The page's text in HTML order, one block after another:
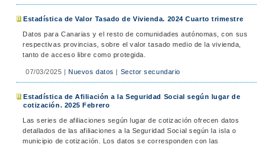
Estadística de Valor Tasado de Vivienda. 2024 Cuarto trimestre
Datos para Canarias y el resto de comunidades autónomas, con sus
respectivas provincias, sobre el valor tasado medio de la vivienda,
tanto de acceso libre como protegida.
07/03/2025 |Nuevos datos | Sector secundario
Estadística de Afiliación a la Seguridad Social según lugar de
cotización. 2025 Febrero
Las series de afiliaciones según lugar de cotización ofrecen datos
detallados de las afiliaciones a la Seguridad Social según la isla o
municipio de cotización. Los datos se corresponden con las